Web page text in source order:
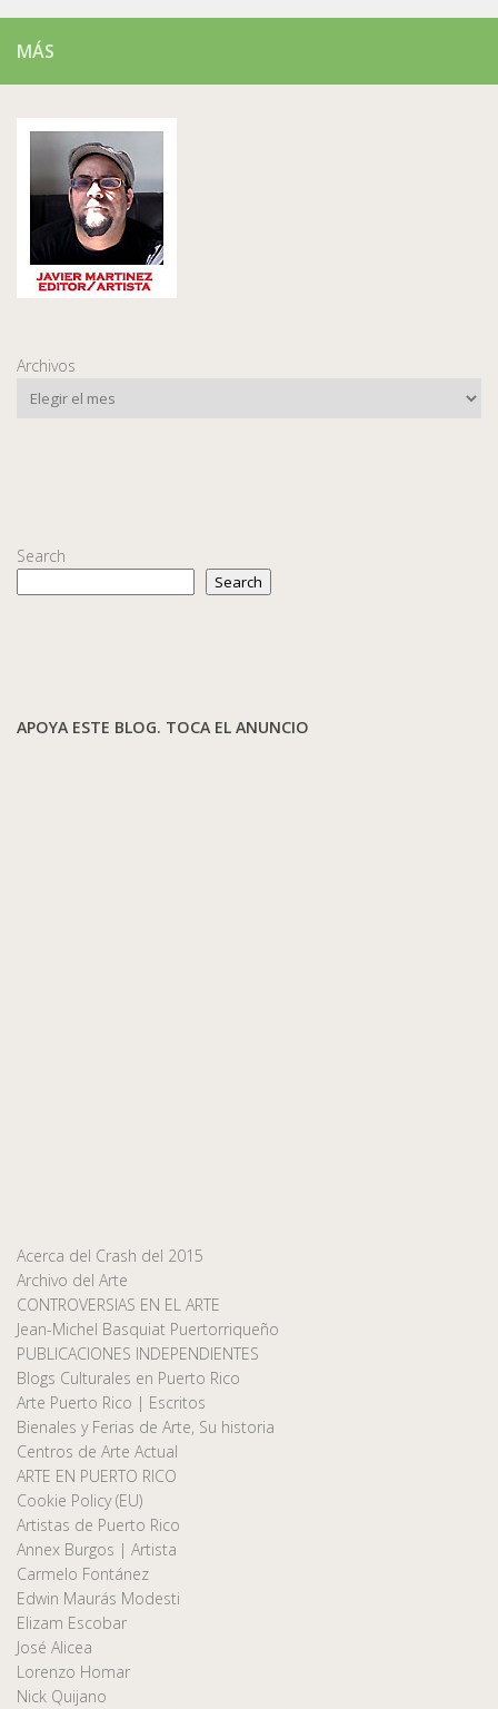
MÁS
Archivos
Search
Search
APOYA ESTE BLOG. TOCA EL ANUNCIO
Acerca del Crash del 2015
Archivo del Arte
CONTROVERSIAS EN EL ARTE
Jean-Michel Basquiat Puertorriqueño
PUBLICACIONES INDEPENDIENTES
Blogs Culturales en Puerto Rico
Arte Puerto Rico | Escritos
Bienales y Ferias de Arte, Su historia
Centros de Arte Actual
ARTE EN PUERTO RICO
Cookie Policy (EU)
Artistas de Puerto Rico
Annex Burgos | Artista
Carmelo Fontánez
Edwin Maurás Modesti
Elizam Escobar
José Alicea
Lorenzo Homar
Nick Quijano